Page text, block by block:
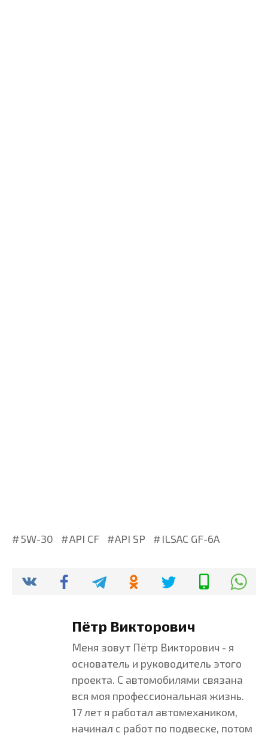
5W-30 API CF API SP ILSAC GF-6A
Пётр Викторович
Меня зовут Пётр Викторович - я
основатель и руководитель этого
проекта. С автомобилями связана
вся моя профессиональная жизнь.
17 лет я работал автомехаником,
начинал с работ по подвеске, потом